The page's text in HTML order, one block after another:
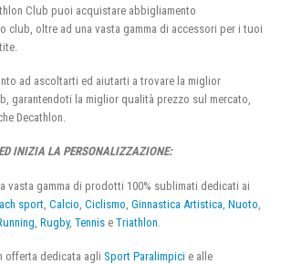
Club puoi acquistare abbigliamento
club, oltre ad una vasta gamma di accessori per i tuoi
ad ascoltarti ed aiutarti a trovare la miglior
garantendoti la miglior qualità prezzo sul mercato,
Decathlon.
INIZIA LA PERSONALIZZAZIONE:
vasta gamma di prodotti 100% sublimati dedicati ai
sport Calcio Ciclismo Ginnastica Artistica Nuoto
Rugby, Tennis e Triathlon
offerta dedicata agli Sport Paralimpici e alle